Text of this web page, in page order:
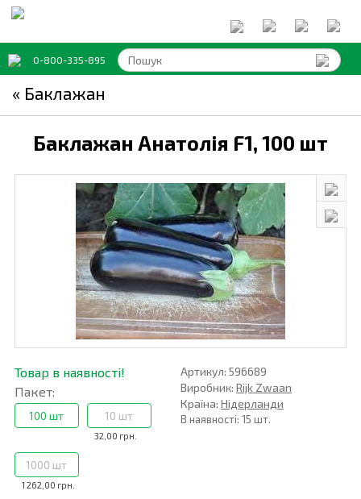
0-800-335-895
« Баклажан
Баклажан Анатолія F1, 100 шт
Товар в наявності!
Пакет:
100 шт
32,00 грн.
10 шт
1 262,00 грн.
1000 шт
Артикул: 596689
Виробник: Rijk Zwaan
Країна: Нідерланди
В наявності: 15 шт.